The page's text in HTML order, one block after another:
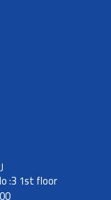
:3 1st floor